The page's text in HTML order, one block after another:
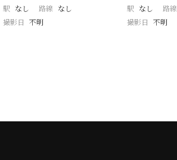
駅 なし 路線 なし
撮影日 不明
駅 なし 路線
撮影日 不明